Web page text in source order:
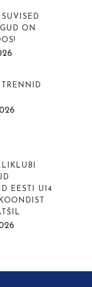
ON
EESTI U14